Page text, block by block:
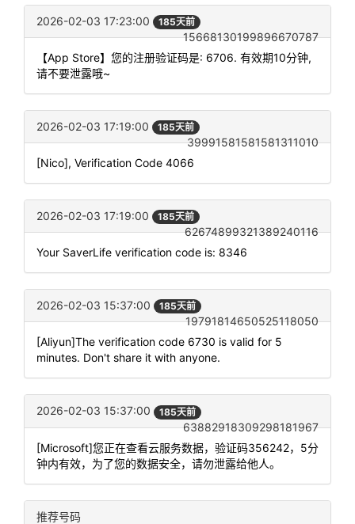
2026-02-03 17:23:00 185天前
15668130199896670787
【App Store】您的注册验证码是: 6706. 有效期10分钟,
请不要泄露哦~
2026-02-03 17:19:00 185天前
39991581581581311010
[Nico], Verification Code 4066
2026-02-03 17:19:00 185天前
62674899321389240116
Your SaverLife verification code is: 8346
2026-02-03 15:37:00 185天前
19791814650525118050
[Aliyun]The verification code 6730 is valid for 5
minutes. Don't share it with anyone.
2026-02-03 15:37:00 185天前
63882918309298181967
[Microsoft]您正在查看云服务数据，验证码356242，5分
钟内有效，为了您的数据安全，请勿泄露给他人。
推荐号码